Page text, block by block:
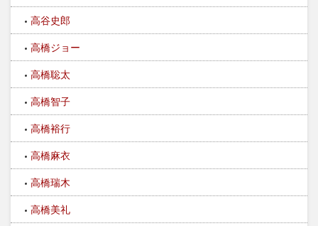
高谷史郎
高橋ジョー
高橋聡太
高橋智子
高橋裕行
高橋麻衣
高橋瑞木
高橋美礼